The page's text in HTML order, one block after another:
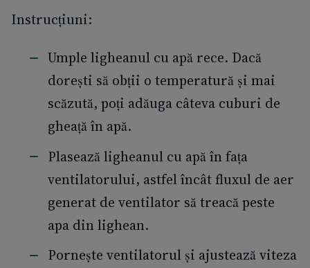
Instrucțiuni:
Umple ligheanul cu apă rece. Dacă
dorești să obții o temperatură și mai
scăzută, poți adăuga câteva cuburi de
gheață în apă.
Plasează ligheanul cu apă în fața
ventilatorului, astfel încât fluxul de aer
generat de ventilator să treacă peste
apa din lighean.
Pornește ventilatorul și ajustează viteza